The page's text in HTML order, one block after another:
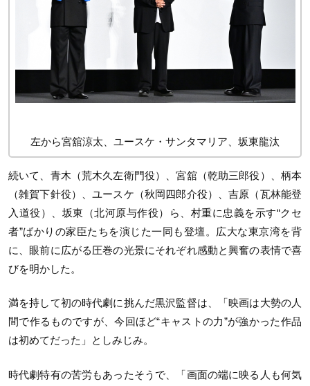
左から宮舘涼太、ユースケ・サンタマリア、坂東龍汰
続いて、青木（荒木久左衛門役）、宮舘（乾助三郎役）、柄本
（雑賀下針役）、ユースケ（秋岡四郎介役）、吉原（瓦林能登
入道役）、坂東（北河原与作役）ら、村重に忠義を示す“クセ
者”ばかりの家臣たちを演じた一同も登壇。広大な東京湾を背
に、眼前に広がる圧巻の光景にそれぞれ感動と興奮の表情で喜
びを明かした。
満を持して初の時代劇に挑んだ黒沢監督は、「映画は大勢の人
間で作るものですが、今回ほど“キャストの力”が強かった作品
は初めてだった」としみじみ。
時代劇特有の苦労もあったそうで、「画面の端に映る人も何気